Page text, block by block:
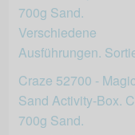
Craze 52700 -
Sand Activity-Box.
700g Sand.